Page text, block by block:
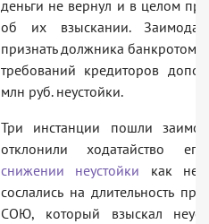
деньги не вернул и в целом
об их взыскании.
признать должника банкротом
требований кредиторов
млн руб. неустойки.
Три инстанции пошли
отклонили ходатайство
снижении неустойки как
сослались на длительность
СОЮ, который взыскал